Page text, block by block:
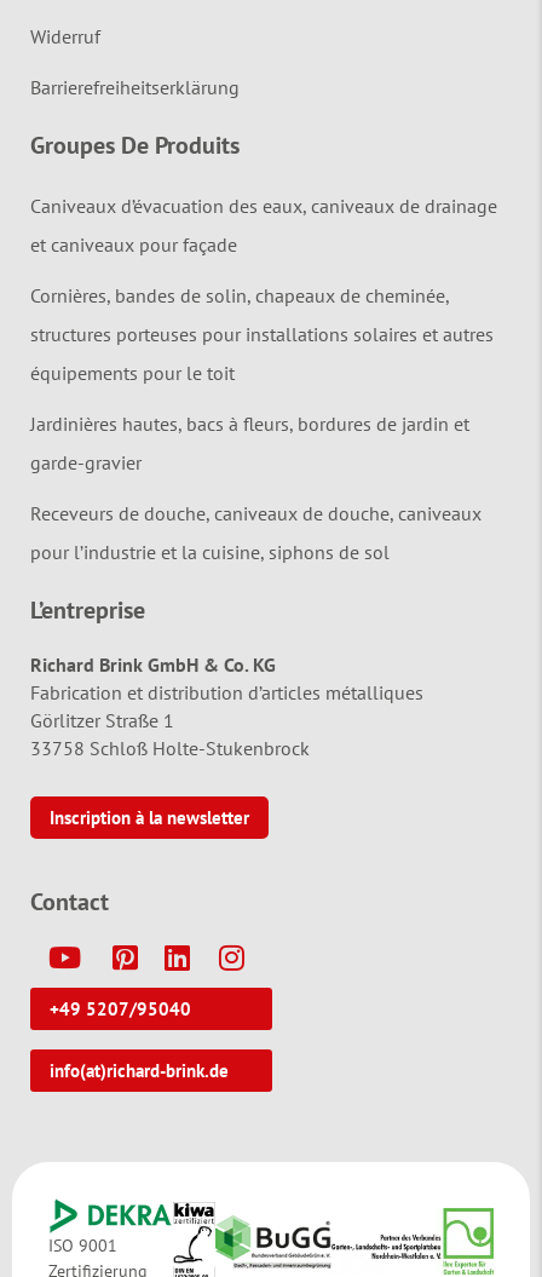
Widerruf
Barrierefreiheitserklärung
Groupes De Produits
Caniveaux d’évacuation des eaux, caniveaux de drainage
et caniveaux pour façade
Cornières, bandes de solin, chapeaux de cheminée,
structures porteuses pour installations solaires et autres
équipements pour le toit
Jardinières hautes, bacs à fleurs, bordures de jardin et
garde-gravier
Receveurs de douche, caniveaux de douche, caniveaux
pour l’industrie et la cuisine, siphons de sol
L’entreprise
Richard Brink GmbH & Co. KG
Fabrication et distribution d’articles métalliques
Görlitzer Straße 1
33758 Schloß Holte-Stukenbrock
Inscription à la newsletter
Contact
+49 5207/95040
info(at)richard-brink.de
ISO 9001
Zertifizierung